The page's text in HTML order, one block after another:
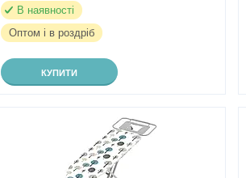
В наявності
Оптом і в роздріб
КУПИТИ